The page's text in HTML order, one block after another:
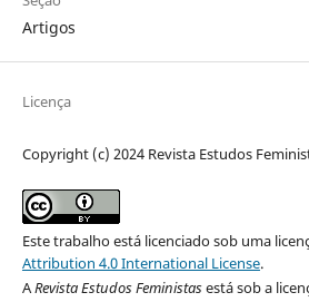
Artigos
Licença
Copyright (c) 2024 Revista Estudos
Este trabalho está licenciado sob uma
Attribution 4.0 International License.
ARevista Estudos Feministasestá sob a